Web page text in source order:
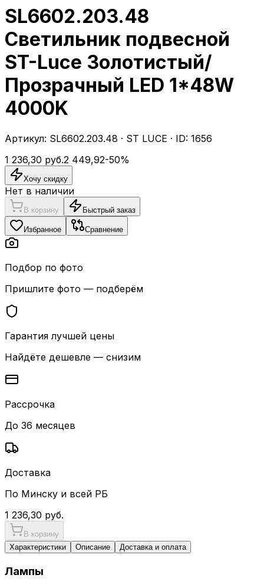
SL6602.203.48
Светильник подвесной
ST-Luce Золотистый/
Прозрачный LED 1*48W
4000K
Артикул: SL6602.203.48 · ST LUCE · ID: 1656
1 236,30 руб.2 449,92-50%
Хочу скидку
Нет в наличии
В корзину Быстрый заказ
Избранное Сравнение
Подбор по фото
Пришлите фото — подберём
Гарантия лучшей цены
Найдёте дешевле — снизим
Рассрочка
До 36 месяцев
Доставка
По Минску и всей РБ
1 236,30 руб.
В корзину
Характеристики
Описание Доставка и оплата
Лампы